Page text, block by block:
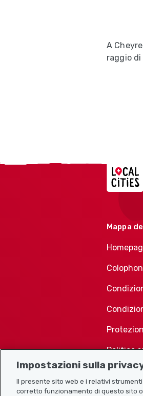
A
raggio
Mappa
Colophon
Politica
Impostazioni sulla
Il presente sito web e i relativi
corretto funzionamento di questo sito